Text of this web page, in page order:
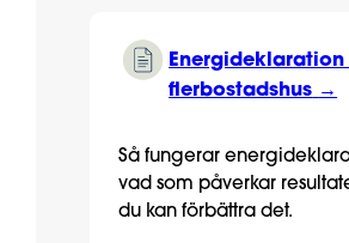
Energideklaration
flerbostadshus →
Så fungerar
vad som påverkar
du kan förbättra det.